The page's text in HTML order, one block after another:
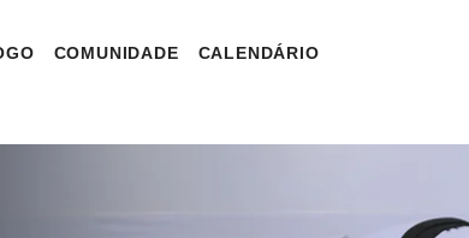
COMUNIDADE CALENDÁRIO